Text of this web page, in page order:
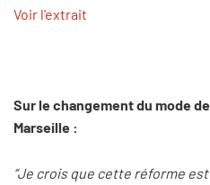
Voir l'extrait
Sur le changement du mode
Marseille :
“Je crois que cette réforme